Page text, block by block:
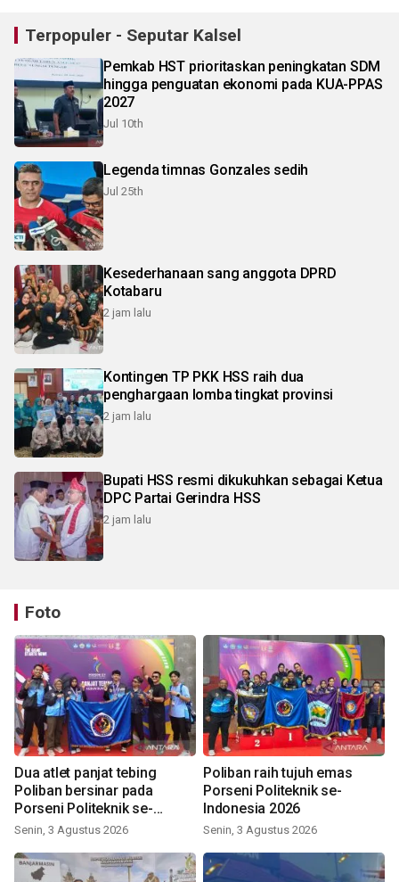
Terpopuler - Seputar Kalsel
Pemkab HST prioritaskan peningkatan SDM
hingga penguatan ekonomi pada KUA-PPAS
2027
Jul 10th
Legenda timnas Gonzales sedih
Jul 25th
Kesederhanaan sang anggota DPRD
Kotabaru
2 jam lalu
Kontingen TP PKK HSS raih dua
penghargaan lomba tingkat provinsi
2 jam lalu
Bupati HSS resmi dikukuhkan sebagai Ketua
DPC Partai Gerindra HSS
2 jam lalu
Foto
Dua atlet panjat tebing
Poliban bersinar pada
Porseni Politeknik se-
Indonesia 2026
Senin, 3 Agustus 2026
Poliban raih tujuh emas
Porseni Politeknik se-
Indonesia 2026
Senin, 3 Agustus 2026